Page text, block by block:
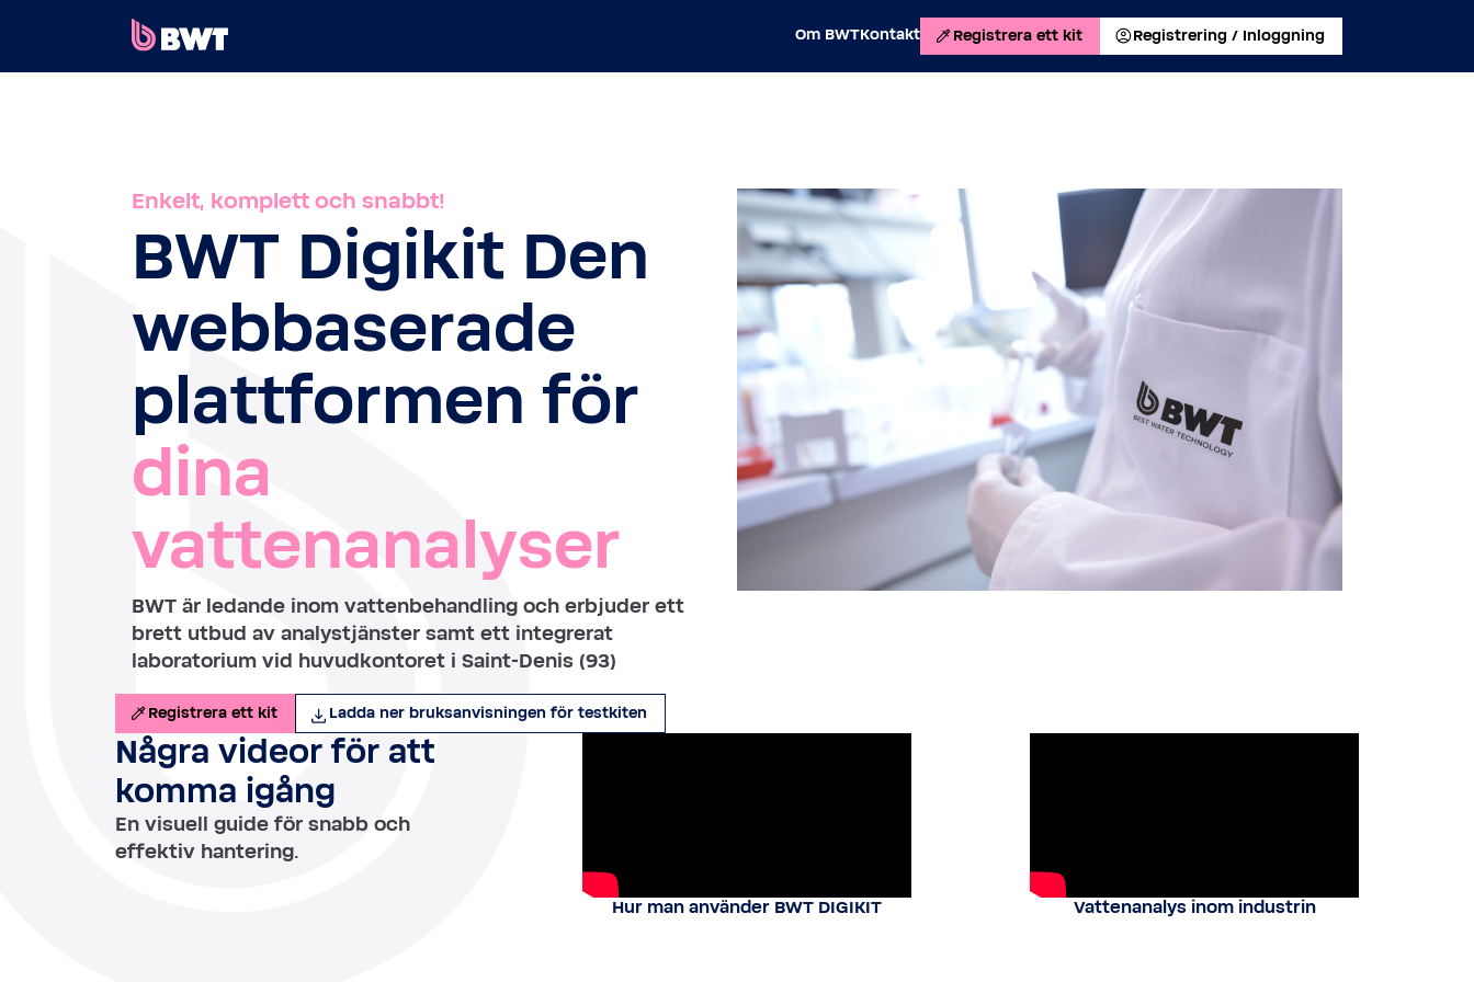
Om BWTKontakt Registrera ett kit Registrering / Inloggning
SKICKA IN ETT KIT UTAN KONTO
Enkelt, komplett och snabbt!
BWT Digikit Den
webbaserade
plattformen för
dina
vattenanalyser
BWT är ledande inom vattenbehandling och erbjuder ett
brett utbud av analystjänster samt ett integrerat
laboratorium vid huvudkontoret i Saint-Denis (93)
Registrera ett kit Ladda ner bruksanvisningen för testkiten
Några videor för att
komma igång
En visuell guide för snabb och
effektiv hantering.
Hur man använder BWT DIGIKIT Vattenanalys inom industrin